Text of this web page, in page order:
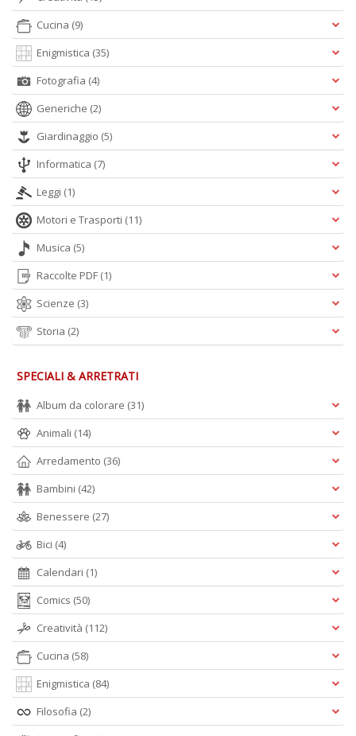
Cucina (9)
Enigmistica (35)
Fotografia (4)
Generiche (2)
Giardinaggio (5)
Informatica (7)
Leggi (1)
Motori e Trasporti (11)
Musica (5)
Raccolte PDF (1)
Scienze (3)
Storia (2)
SPECIALI & ARRETRATI
Album da colorare (31)
Animali (14)
Arredamento (36)
Bambini (42)
Benessere (27)
Bici (4)
Calendari (1)
Comics (50)
Creatività (112)
Cucina (58)
Enigmistica (84)
Filosofia (2)